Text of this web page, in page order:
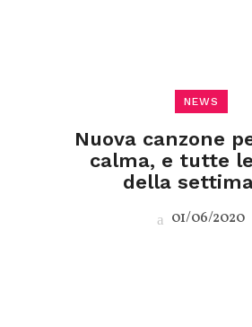
NEWS
Nuova canzone
calma, e tutte
della
01/06/2020